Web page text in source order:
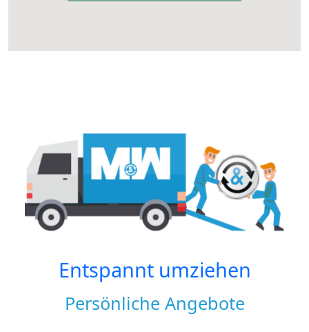
Entspannt umziehen
Persönliche Angebote